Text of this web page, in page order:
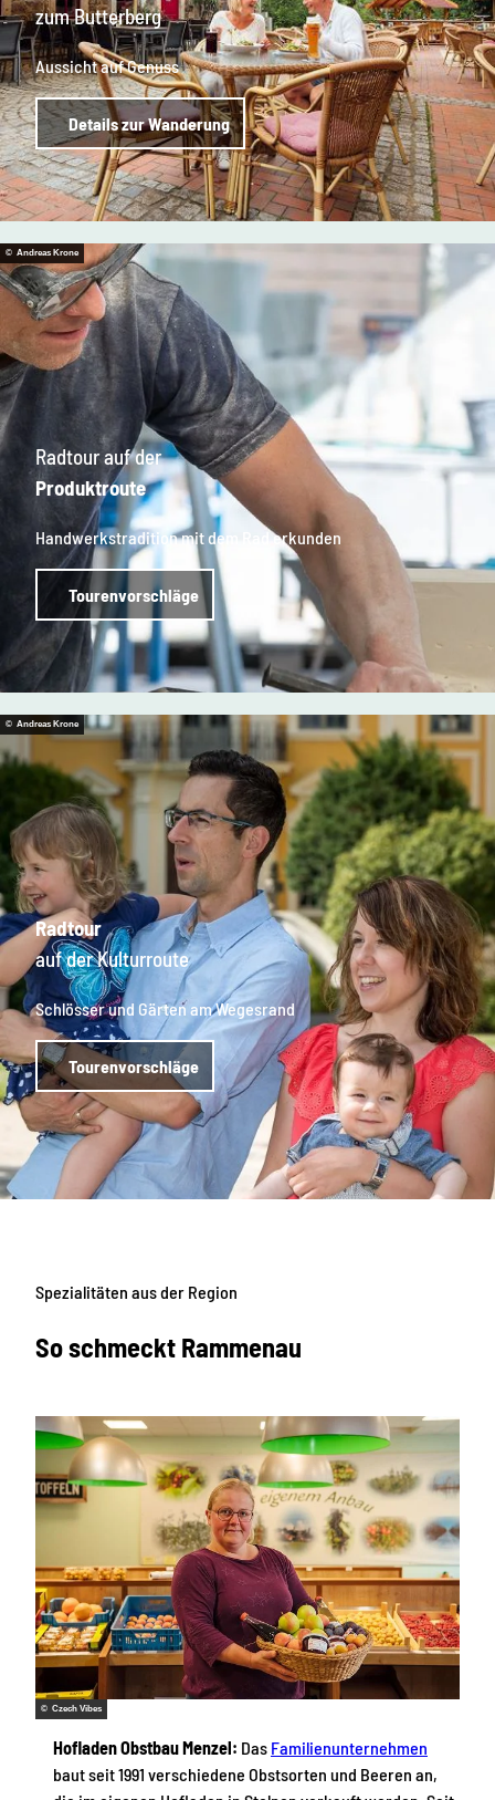
zum Butterberg
Aussicht auf Genuss
Details zur Wanderung
© Andreas Krone
Radtour auf der
Produktroute
Handwerkstradition mit dem Rad erkunden
Tourenvorschläge
© Andreas Krone
Radtour
auf der Kulturroute
Schlösser und Gärten am Wegesrand
Tourenvorschläge
Spezialitäten aus der Region
So schmeckt Rammenau
© Czech Vibes
Hofladen Obstbau Menzel: Das Familienunternehmen
baut seit 1991 verschiedene Obstsorten und Beeren an,